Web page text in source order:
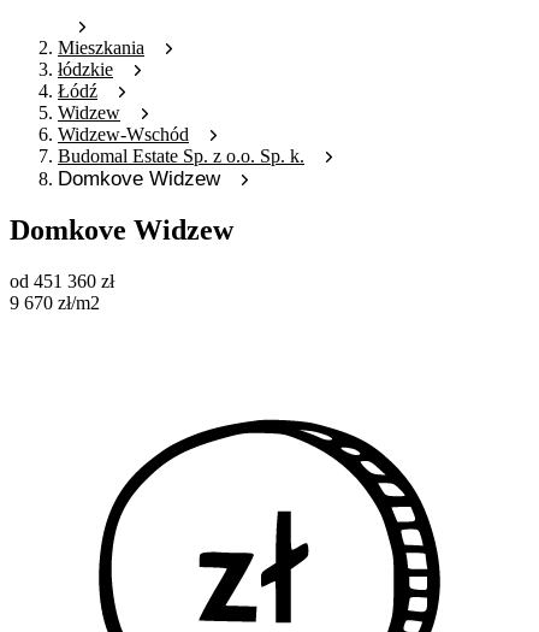
Mieszkania
łódzkie
Łódź
Widzew
Widzew-Wschód
Budomal Estate Sp. z o.o. Sp. k.
Domkove Widzew
Domkove Widzew
od 451 360 zł
9 670 zł/m2